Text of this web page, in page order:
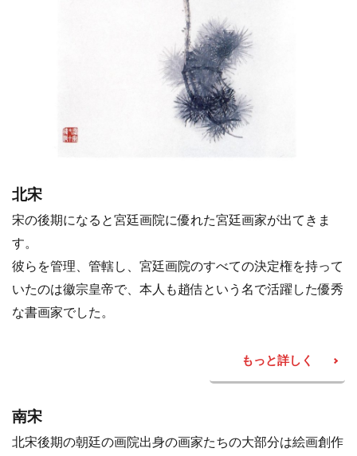
北宋
宋の後期になると宮廷画院に優れた宮廷画家が出てきま
す。
彼らを管理、管轄し、宮廷画院のすべての決定権を持って
いたのは徽宗皇帝で、本人も趙佶という名で活躍した優秀
な書画家でした。
もっと詳しく
南宋
北宋後期の朝廷の画院出身の画家たちの大部分は絵画創作